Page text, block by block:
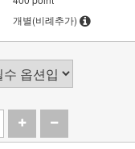
개별(비례추가)